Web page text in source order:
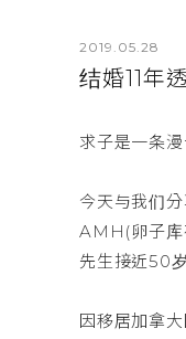
2019.05.28
结婚11年
求子是一条
今天与我们
AMH(卵子库
先生接近50
因移居加拿